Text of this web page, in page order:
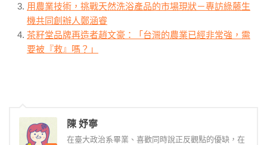
用農業技術，挑戰天然洗浴產品的市場現狀－專訪綠藤生
機共同創辦人鄭涵睿
茶籽堂品牌再造者趙文豪：「台灣的農業已經非常強，需
要被『救』嗎？」
陳 妤寧
在臺大政治系畢業、喜歡同時說正反觀點的優缺，在